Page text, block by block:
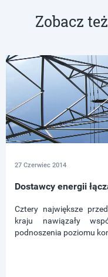
Zobacz też
27 Czerwiec 2014
Dostawcy energii
Cztery największe
kraju nawiązały
podnoszenia poziomu